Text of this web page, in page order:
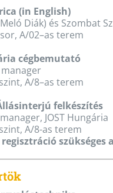
(in English)
Diák) és Szombat
A/02–as terem
cégbemutató
A/8–as terem
felkészítés
JOST Hungária
A/8-as terem
szükséges a